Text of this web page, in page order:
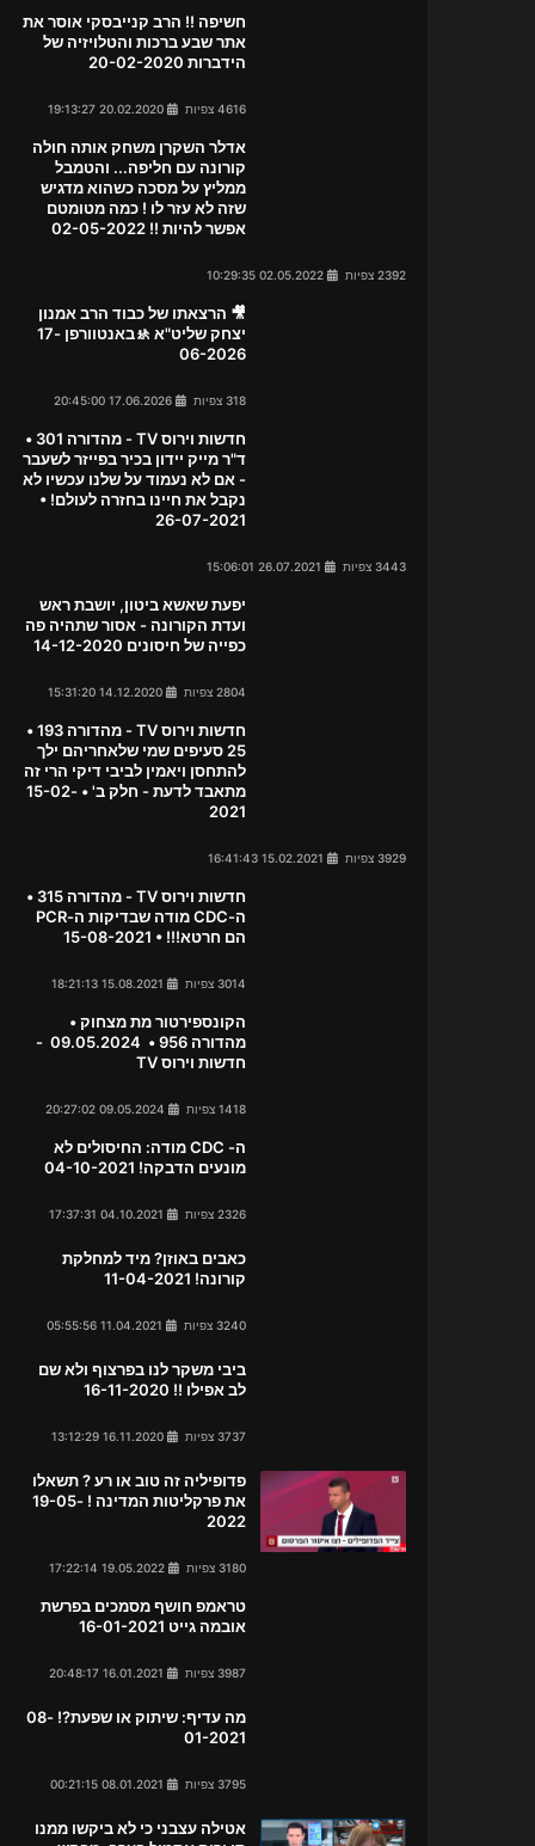
חשיפה !! הרב קנייבסקי אוסר את
אתר שבע ברכות והטלויזיה של
הידברות 20-02-2020
4616 צפיות
אדלר השקרן משחק אותה חולה
קורונה עם חליפה... והטמבל
ממליץ על מסכה כשהוא מדגיש
שזה לא עזר לו ! כמה מטומטם
אפשר להיות !! 02-05-2022
2392 צפיות
🎥 הרצאתו של כבוד הרב אמנון
יצחק שליט"א 🚸באנטוורפן 17-
06-2026
318 צפיות
חדשות וירוס TV - מהדורה 301 •
ד"ר מייק יידון בכיר בפייזר לשעבר
- אם לא נעמוד על שלנו עכשיו לא
נקבל את חיינו בחזרה לעולם! •
26-07-2021
3443 צפיות
יפעת שאשא ביטון, יושבת ראש
ועדת הקורונה - אסור שתהיה פה
כפייה של חיסונים 14-12-2020
2804 צפיות
חדשות וירוס TV - מהדורה 193 •
25 סעיפים שמי שלאחריהם ילך
להתחסן ויאמין לביבי דיקי הרי זה
מתאבד לדעת - חלק ב' • 15-02-
2021
3929 צפיות
חדשות וירוס TV - מהדורה 315 •
ה-CDC מודה שבדיקות ה-PCR
הם חרטא!!! • 15-08-2021
3014 צפיות
הקונספירטור מת מצחוק •
מהדורה 956 • 09.05.2024 -
חדשות וירוס TV
1418 צפיות
ה- CDC מודה: החיסולים לא
מונעים הדבקה! 04-10-2021
2326 צפיות
כאבים באוזן? מיד למחלקת
קורונה! 11-04-2021
3240 צפיות
ביבי משקר לנו בפרצוף ולא שם
לב אפילו !! 16-11-2020
3737 צפיות
פדופיליה זה טוב או רע ? תשאלו
את פרקליטות המדינה ! 19-05-
2022
3180 צפיות
טראמפ חושף מסמכים בפרשת
אובמה גייט 16-01-2021
3987 צפיות
מה עדיף: שיתוק או שפעת?! 08-
01-2021
3795 צפיות
אטילה עצבני כי לא ביקשו ממנו